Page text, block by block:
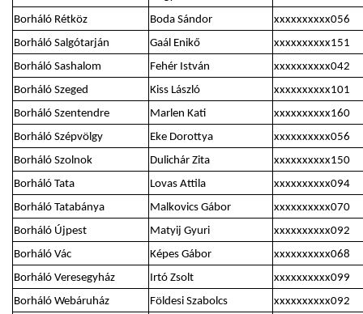
Borháló Rétköz
Boda Sándor
xxxxxxxxxx056
Borháló Salgótarján
Gaál Enikő
xxxxxxxxxx151
Borháló Sashalom
Fehér István
xxxxxxxxxx042
Borháló Szeged
Kiss László
xxxxxxxxxx101
Borháló Szentendre
Marlen Kati
xxxxxxxxxx160
Borháló Szépvölgy
Eke Dorottya
xxxxxxxxxx056
Borháló Szolnok
Dulichár Zita
xxxxxxxxxx150
Borháló Tata
Lovas Attila
xxxxxxxxxx094
Borháló Tatabánya
Malkovics Gábor
xxxxxxxxxx070
Borháló Újpest
Matyij Gyuri
xxxxxxxxxx092
Borháló Vác
Képes Gábor
xxxxxxxxxx068
Borháló Veresegyház
Irtó Zsolt
xxxxxxxxxx099
Borháló Webáruház
Földesi Szabolcs
xxxxxxxxxx092